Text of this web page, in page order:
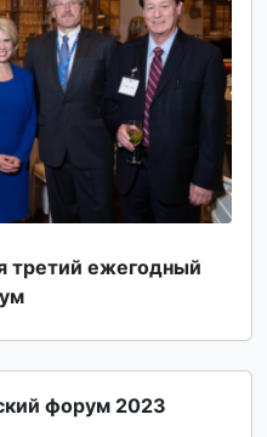
третий ежегодный
форум 2023